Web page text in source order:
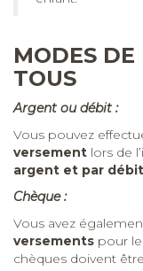
MODES
TOUS
Argent ou débit :
Vous pouvez
versement lors de
argent et par
Chèque :
Vous avez
versements pour
chèques doivent